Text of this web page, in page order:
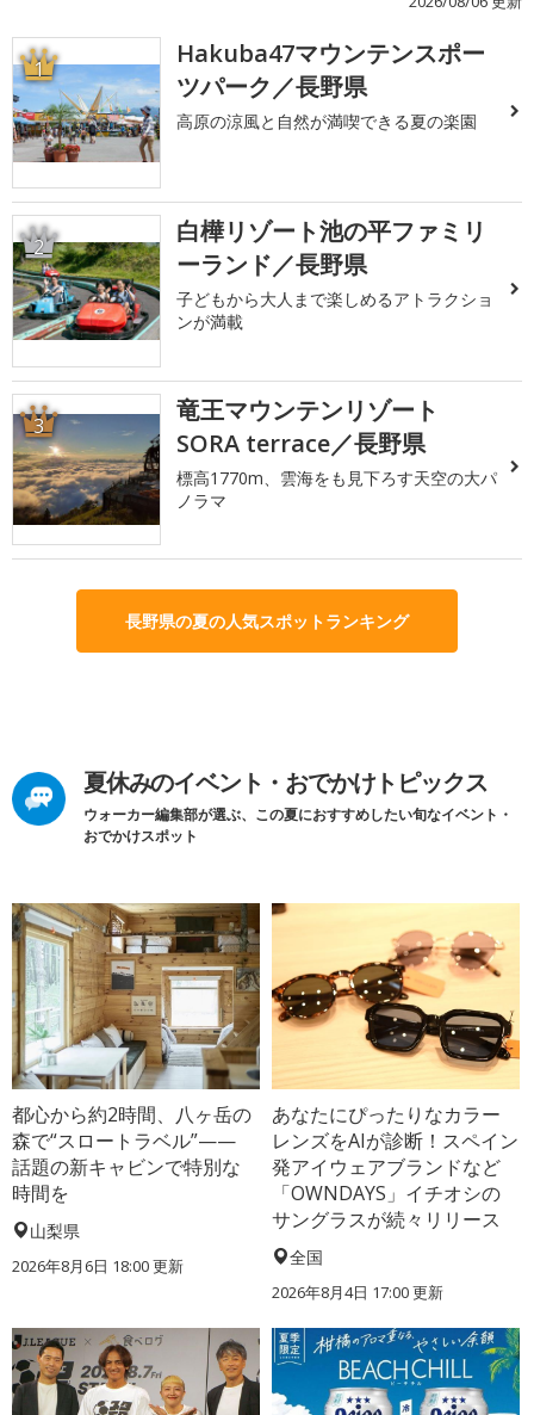
1
Hakuba47マウンテンスポー
ツパーク／長野県
高原の涼風と自然が満喫できる夏の楽園
2
白樺リゾート池の平ファミリ
ーランド／長野県
子どもから大人まで楽しめるアトラクショ
ンが満載
3
竜王マウンテンリゾート
SORA terrace／長野県
標高1770m、雲海をも見下ろす天空の大パ
ノラマ
長野県の夏の人気スポットランキング
夏休みのイベント・おでかけトピックス
ウォーカー編集部が選ぶ、この夏におすすめしたい旬なイベント・
おでかけスポット
都心から約2時間、八ヶ岳の
森で“スロートラベル”——
話題の新キャビンで特別な
時間を
山梨県
2026年8月6日 18:00更新
あなたにぴったりなカラー
レンズをAIが診断！スペイン
発アイウェアブランドなど
「OWNDAYS」イチオシの
サングラスが続々リリース
全国
2026年8月4日 17:00更新